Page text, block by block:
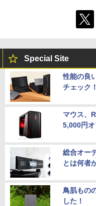
Special Site
性能の良
チェック！
マウス、
5,000円オ
総合オー
とは何者
鳥肌もの
した！